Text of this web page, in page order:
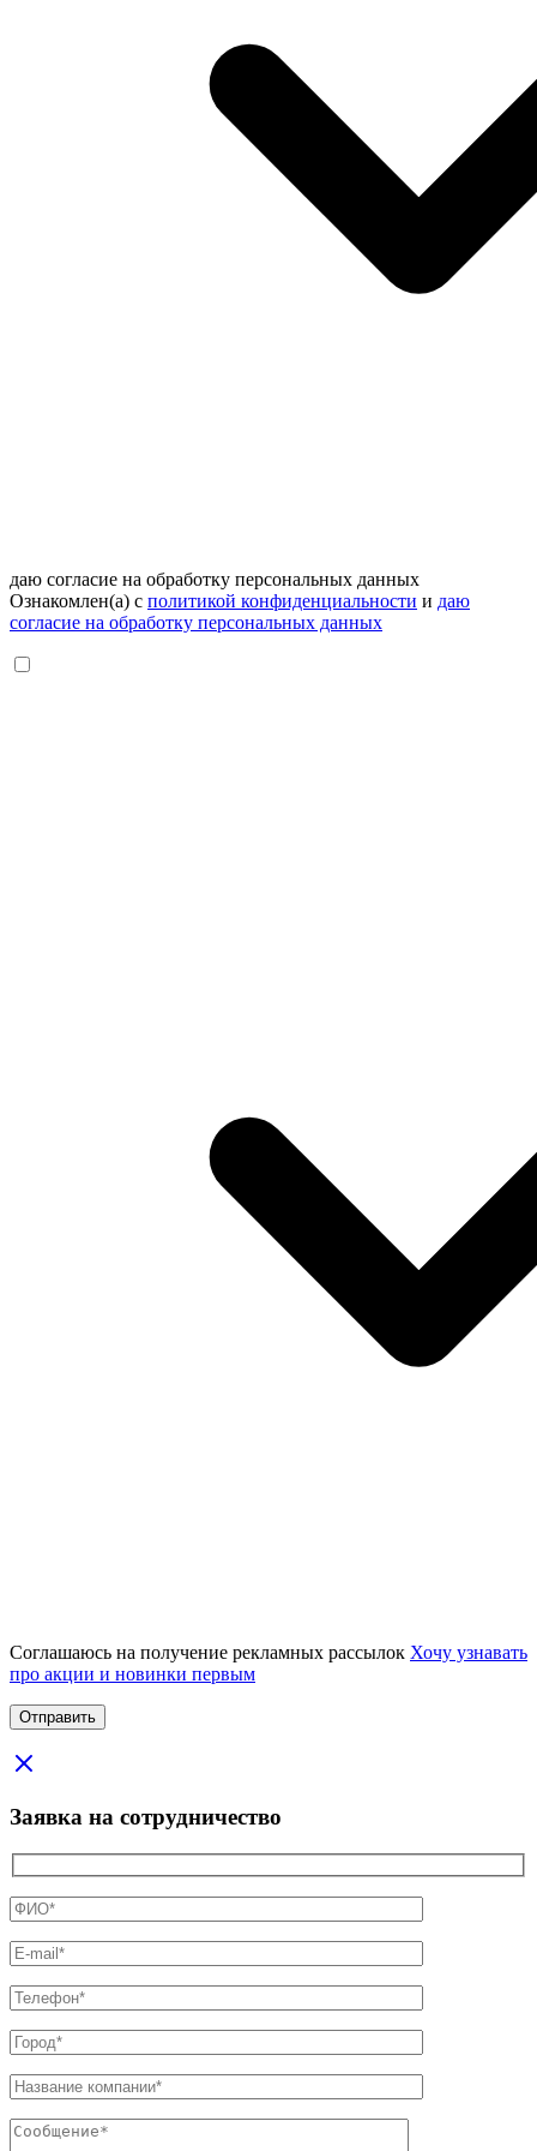
даю согласие на обработку персональных данных
Ознакомлен(а) с политикой конфиденциальности и даю
согласие на обработку персональных данных
Соглашаюсь на получение рекламных рассылок Хочу узнавать
про акции и новинки первым
Заявка на сотрудничество